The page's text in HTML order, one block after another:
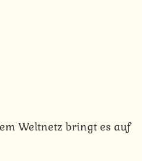
Weltnetz bringt es auf